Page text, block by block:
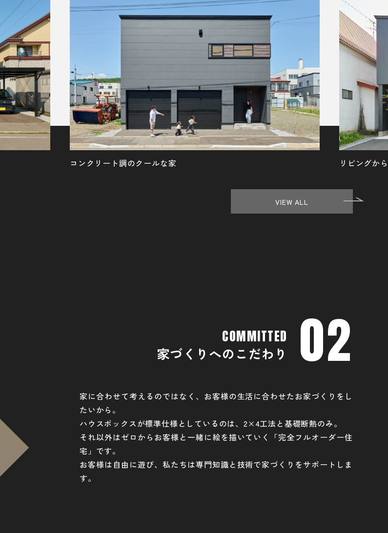
コンクリート調のクールな家 リビングか
VIEW ALL
02
COMMITTED
家づくりへのこだわり
家に合わせて考えるのではなく、お客様の生活に合わせたお家づくりをし
たいから。
ハウスボックスが標準仕様としているのは、2×4工法と基礎断熱のみ。
それ以外はゼロからお客様と一緒に絵を描いていく「完全フルオーダー住
宅」です。
お客様は自由に遊び、私たちは専門知識と技術で家づくりをサポートしま
す。